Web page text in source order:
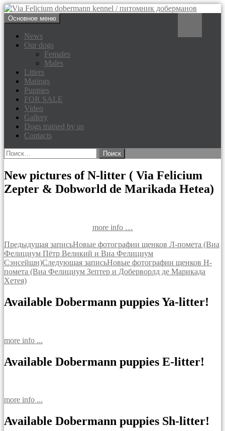
Via Felicium dobermann
kennel / питомник доберманов
Основное меню
к
News
Our dogs
Females
Males
Litters
Matings
Puppies
FOR SALE
Video
Gallery
Dogs trained by us
Contacts
Найти:
New pictures of N-litter ( Via Felicium
Zepter & Dobworld de Marikada Hetea)
more info …
Навигация
по
записям
Предыдущая записьНовые фотографии щенков Л-помета (Виа
Фелициум Пётр Великий и Виа Фелициум
Сэнсейшн)Следующая записьНовые фотографии щенков Н-
помета (Виа Фелициум Зептер и Доберворлд де Марикада
Хетея)
Available Dobermann puppies Ya-litter!
more info ...
Available Dobermann puppies E-litter!
more info ...
Available Dobermann puppies Sh-litter!